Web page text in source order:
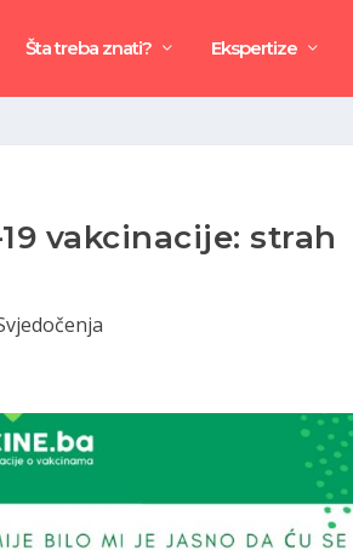
Šta treba znati? Ekspertize
vakcinacije: strah